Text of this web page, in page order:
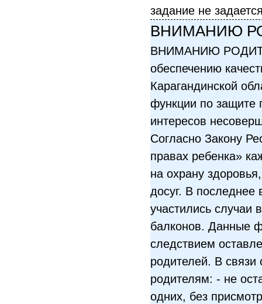
задание не
ВНИМАНИЮ
ВНИМАНИЮ
обеспечению
Карагандинской
функции по защите
интересов
Согласно Закону
правах ребенка»
на охрану
досуг. В последнее
участились случаи
балконов. Данные
следствием
родителей. В
родителям: - не
одних, без